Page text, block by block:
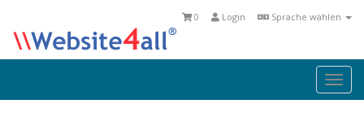
Sprache wählen
Login
0